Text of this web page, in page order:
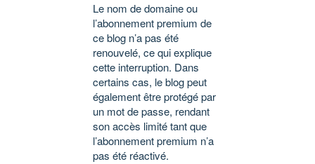
Le nom de domaine ou
l’abonnement premium de
ce blog n’a pas été
renouvelé, ce qui explique
cette interruption. Dans
certains cas, le blog peut
également être protégé par
un mot de passe, rendant
son accès limité tant que
l’abonnement premium n’a
pas été réactivé.